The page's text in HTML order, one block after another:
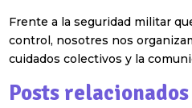
Frente a la seguridad militar
control, nosotres nos
cuidados colectivos y la
Posts relacionados